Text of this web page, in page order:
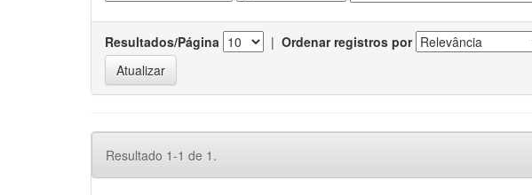
Resultados/Página | Ordenar registros por
Resultado 1-1 de 1.